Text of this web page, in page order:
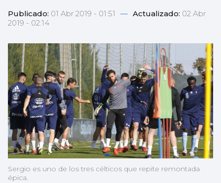
Publicado: 01 Abr 2019 - 01:51 — Actualizado: 02 Abr
2019 - 02:14
Sergio es uno de los tres célticos que repite remontada
épica.